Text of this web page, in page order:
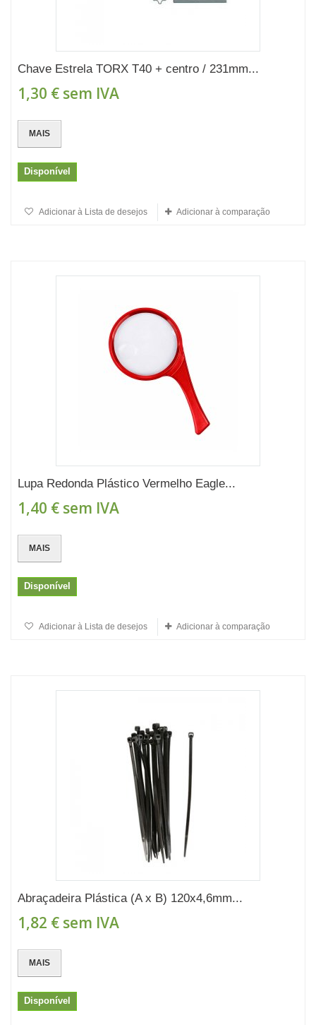
Chave Estrela TORX T40 + centro / 231mm...
1,30 € sem IVA
MAIS
Disponível
Adicionar à Lista de desejos Adicionar à comparação
Lupa Redonda Plástico Vermelho Eagle...
1,40 € sem IVA
MAIS
Disponível
Adicionar à Lista de desejos Adicionar à comparação
Abraçadeira Plástica (A x B) 120x4,6mm...
1,82 € sem IVA
MAIS
Disponível